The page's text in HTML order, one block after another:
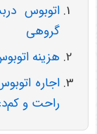
اتوبوس
گروهی
هزینه
اجاره
راحت و